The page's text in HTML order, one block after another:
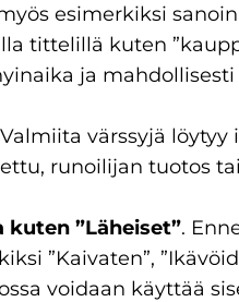
esimerkiksi
tittelillä kuten
ja mahdollisesti
värssyjä löytyy
runoilijan tuotos
”Läheiset”.
”Kaivaten”,
voidaan käyttää